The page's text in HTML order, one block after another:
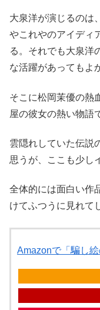
大泉洋が演じるのは
やこれやのアイディ
る。それでも大泉洋
な活躍があってもよ
そこに松岡茉優の熱
屋の彼女の熱い物語
雲隠れしていた伝説
思うが、ここも少し
全体的には面白い作
けてふつうに見れて
Amazonで「騙し